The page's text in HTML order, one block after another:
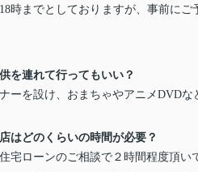
時までとしておりますが、事前に
を連れて行ってもいい？
ーを設け、おまちゃやアニメDVD
はどのくらいの時間が必要？
宅ローンのご相談で２時間程度頂い